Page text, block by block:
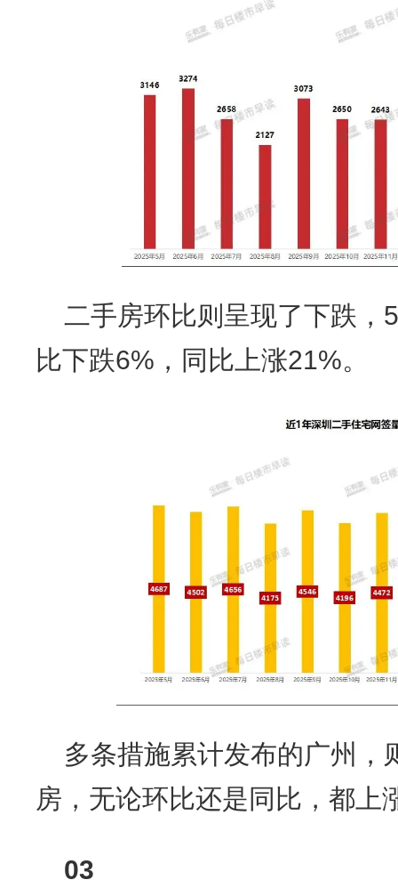
二手房环比则呈现了下跌，
比下跌6%，同比上涨21%。
多条措施累计发布的广州，
房，无论环比还是同比，都上
03